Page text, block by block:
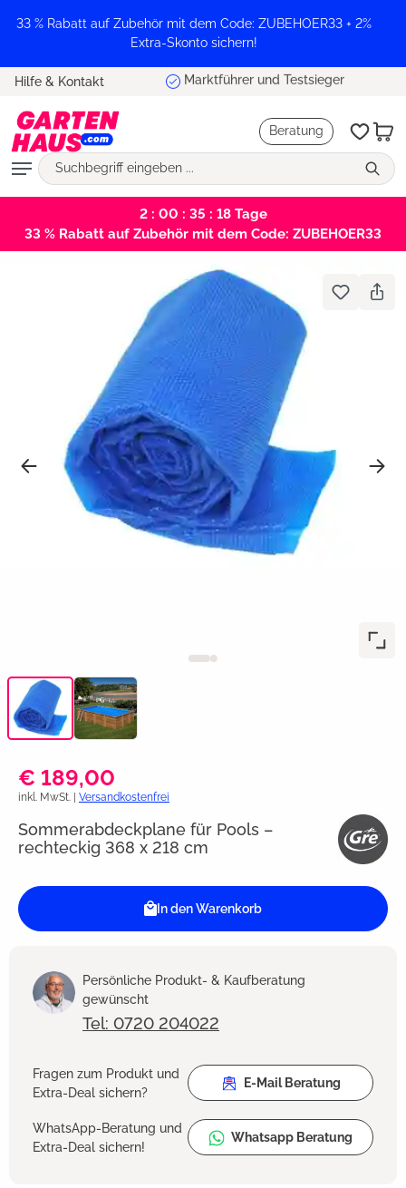
springen
33 % Rabatt auf Zubehör mit dem Code: ZUBEHOER33 + 2%
Extra-Skonto sichern!
Hilfe & Kontakt Marktführer und Testsieger
Beratung
2 : 00 : 35 : 18Tage
33 % Rabatt auf Zubehör mit dem Code: ZUBEHOER33
€ 189,00
inkl. MwSt. | Versandkostenfrei
Sommerabdeckplane für Pools –
rechteckig 368 x 218 cm
In den Warenkorb
Persönliche Produkt- & Kaufberatung
gewünscht
Tel: 0720 204022
Fragen zum Produkt und
Extra-Deal sichern?
E-Mail Beratung
WhatsApp-Beratung und
Extra-Deal sichern!
Whatsapp Beratung